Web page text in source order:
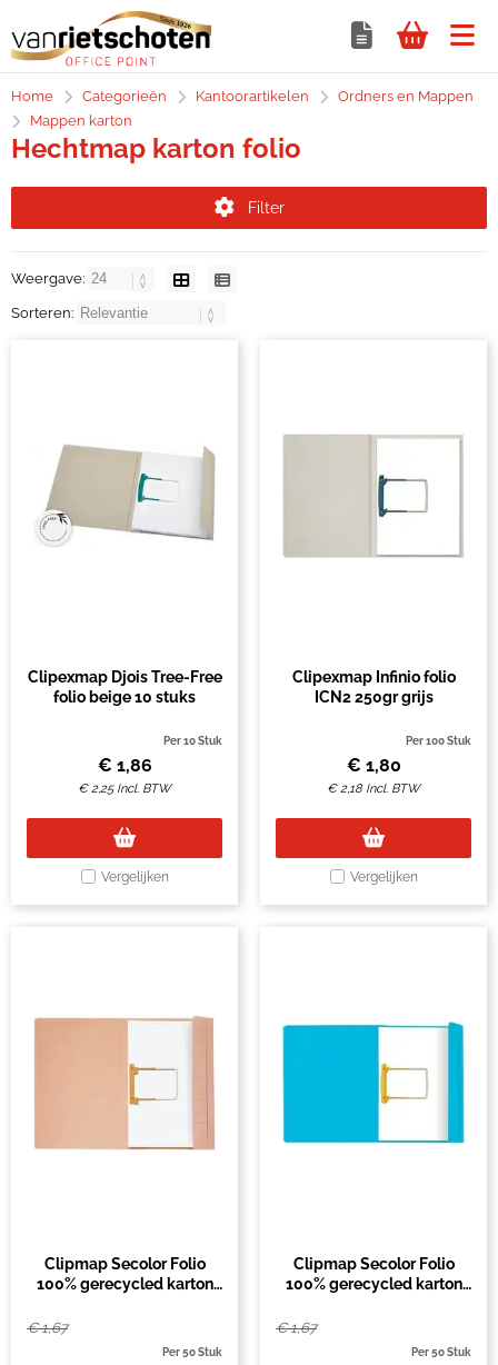
Home Categorieën Kantoorartikelen
Ordners en Mappen
Mappen karton
Hechtmap karton folio
Filter
Weergave:
Sorteren:
Clipexmap Djois Tree-Free
folio beige 10 stuks
Per 10 Stuk
€ 1,86
€2,25 Incl. BTW
Vergelijken
Clipexmap Infinio folio
ICN2 250gr grijs
Per 100 Stuk
€ 1,80
€2,18 Incl. BTW
Vergelijken
Clipmap Secolor Folio
100% gerecycled karton
€1,67
Per 50 Stuk
Clipmap Secolor Folio
100% gerecycled karton
€1,67
Per 50 Stuk